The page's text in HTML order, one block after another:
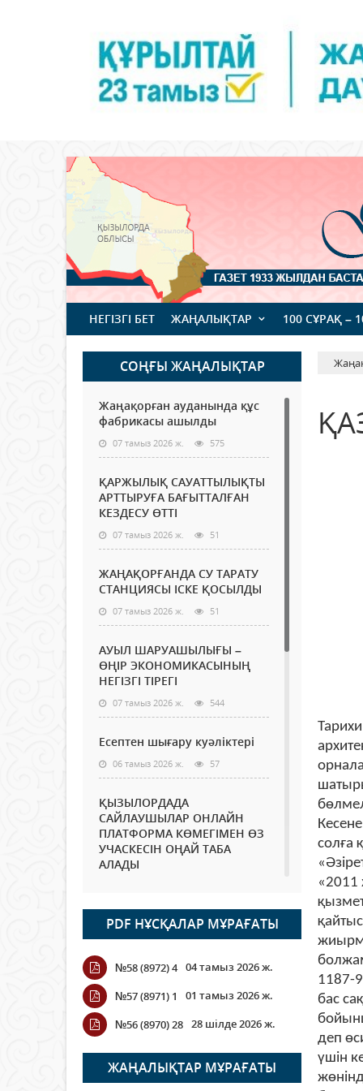
НЕГІЗГІ БЕТ ЖАҢАЛЫҚТАР 100 СҰРАҚ –
СОҢҒЫ ЖАҢАЛЫҚТАР
Жаңақорған ауданында құс
фабрикасы ашылды
07 тамыз 2026 ж. 575
ҚАРЖЫЛЫҚ САУАТТЫЛЫҚТЫ
АРТТЫРУҒА БАҒЫТТАЛҒАН
КЕЗДЕСУ ӨТТІ
07 тамыз 2026 ж. 51
ЖАҢАҚОРҒАНДА СУ ТАРАТУ
СТАНЦИЯСЫ ІСКЕ ҚОСЫЛДЫ
07 тамыз 2026 ж. 51
АУЫЛ ШАРУАШЫЛЫҒЫ –
ӨҢІР ЭКОНОМИКАСЫНЫҢ
НЕГІЗГІ ТІРЕГІ
07 тамыз 2026 ж. 544
Есептен шығару куәліктері
06 тамыз 2026 ж. 57
ҚЫЗЫЛОРДАДА
САЙЛАУШЫЛАР ОНЛАЙН
ПЛАТФОРМА КӨМЕГІМЕН ӨЗ
УЧАСКЕСІН ОҢАЙ ТАБА
АЛАДЫ
Open Air: Қызылорда
облысы полиция
департаменті 20 мыңнан
астам көрерменнің
қауіпсіздігін қамтамасыз етті
ҚАЛАЙ ӨТЕДІ?
06 тамыз 2026 ж. 252
PDF НҰСҚАЛАР МҰРАҒАТЫ
№58 (8972) 4 04 тамыз 2026 ж.
№57 (8971) 1
01 тамыз 2026 ж.
№56 (8970) 28 28 шілде 2026 ж.
ЖАҢАЛЫҚТАР МҰРАҒАТЫ
солға
«2011
1187-
бас
деп
үшін